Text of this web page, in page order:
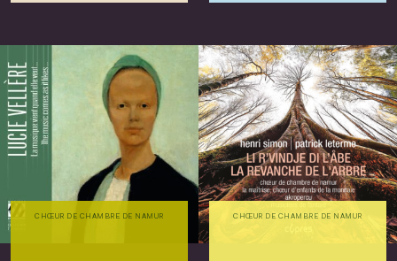
CHŒUR DE CHAMBRE DE NAMUR CHŒUR DE CHAMBRE DE NAMUR